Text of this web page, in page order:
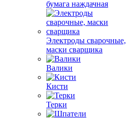
бумага наждачная
Электроды сварочные,
маски сварщика
Валики
Кисти
Терки